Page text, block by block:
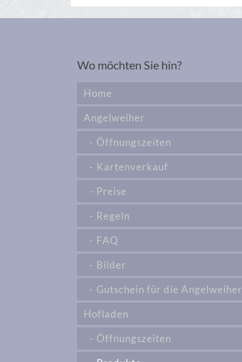
Wo möchten Sie hin?
Home
Angelweiher
Öffnungszeiten
Kartenverkauf
Preise
Regeln
FAQ
Bilder
Gutschein für die Angelweiher
Hofladen
Öffnungszeiten